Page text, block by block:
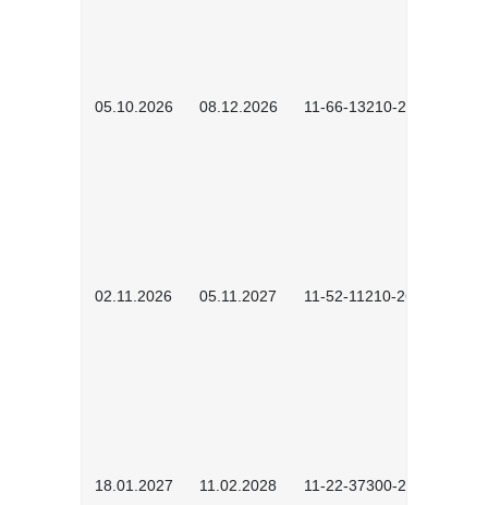
05.10.2026 08.12.2026 11-66-13210-2602
02.11.2026 05.11.2027 11-52-11210-2604
18.01.2027 11.02.2028 11-22-37300-2701